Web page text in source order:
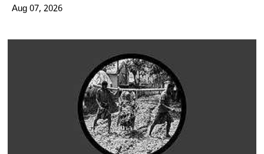
Aug 07, 2026